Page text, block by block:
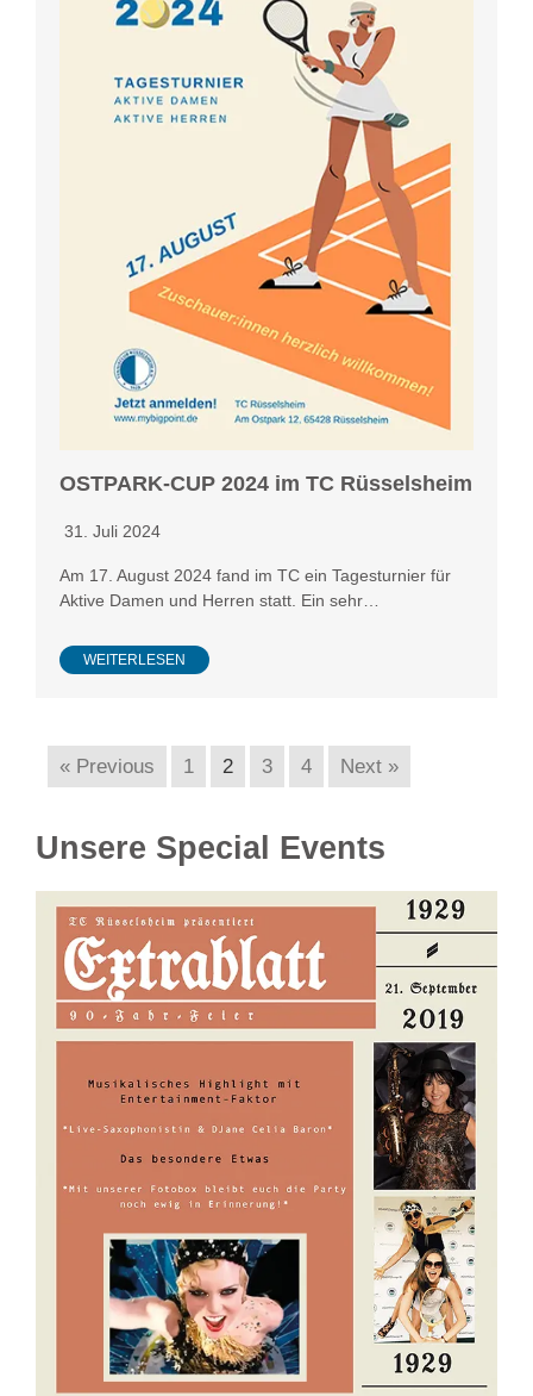
OSTPARK-CUP 2024 im TC Rüsselsheim
31. Juli 2024
Am 17. August 2024 fand im TC ein Tagesturnier für
Aktive Damen und Herren statt. Ein sehr…
WEITERLESEN
« Previous 1 2 3 4 Next »
Unsere Special Events